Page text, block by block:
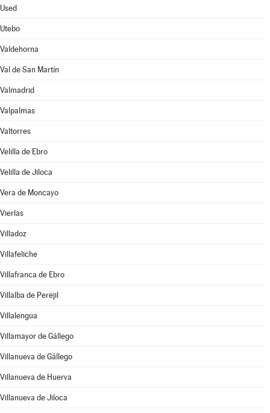
Used
Utebo
Valdehorna
Val de San Martín
Valmadrid
Valpalmas
Valtorres
Velilla de Ebro
Velilla de Jiloca
Vera de Moncayo
Vierlas
Villadoz
Villafeliche
Villafranca de Ebro
Villalba de Perejil
Villalengua
Villamayor de Gállego
Villanueva de Gállego
Villanueva de Huerva
Villanueva de Jiloca